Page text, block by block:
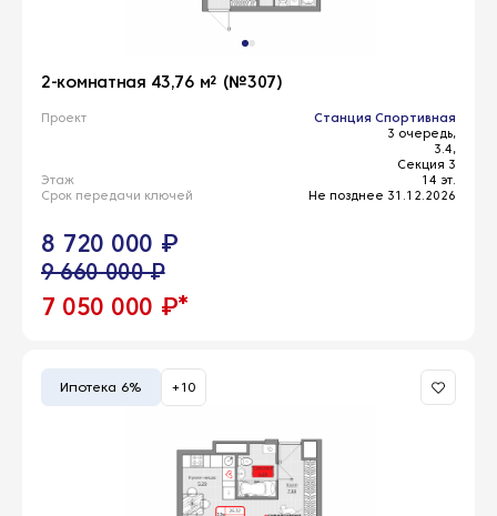
2-комнатная 43,76 м² (№307)
Проект
Станция Спортивная
3 очередь,
3.4,
Секция 3
Этаж
14 эт.
Срок передачи ключей
Не позднее 31.12.2026
8 720 000 ₽
9 660 000 ₽
7 050 000 ₽*
Ипотека 6% +10